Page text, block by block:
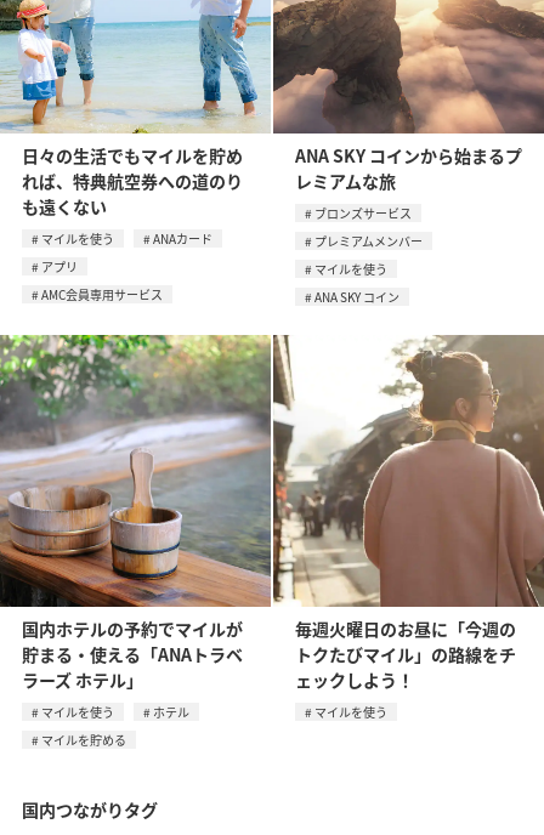
日々の生活でもマイルを貯め
れば、特典航空券への道のり
も遠くない
マイルを使う
ANAカード
アプリ
AMC会員専用サービス
ANA SKY コインから始まるプ
レミアムな旅
ブロンズサービス
プレミアムメンバー
マイルを使う
ANA SKY コイン
国内ホテルの予約でマイルが
貯まる・使える「ANAトラベ
ラーズ ホテル」
マイルを使う
ホテル
マイルを貯める
毎週火曜日のお昼に「今週の
トクたびマイル」の路線をチ
ェックしよう！
マイルを使う
国内つながりタグ